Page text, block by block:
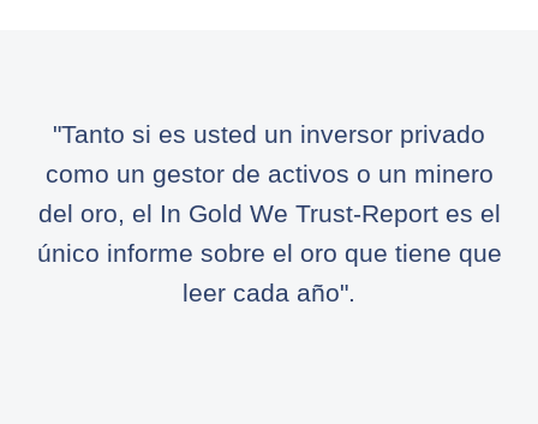
"Tanto si es usted un inversor privado
como un gestor de activos o un minero
del oro, el In Gold We Trust-Report es el
único informe sobre el oro que tiene que
leer cada año".